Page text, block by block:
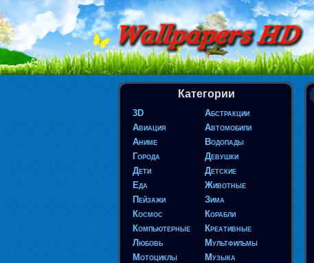
Категории
3D
Абстракции
Авиация
Автомобили
Аниме
Водопады
Города
Девушки
Дети
Детские
Еда
Животные
Пейзажи
Зима
Космос
Корабли
Компьютерные
Креативные
Любовь
Мультфильмы
Мотоциклы
Музыка